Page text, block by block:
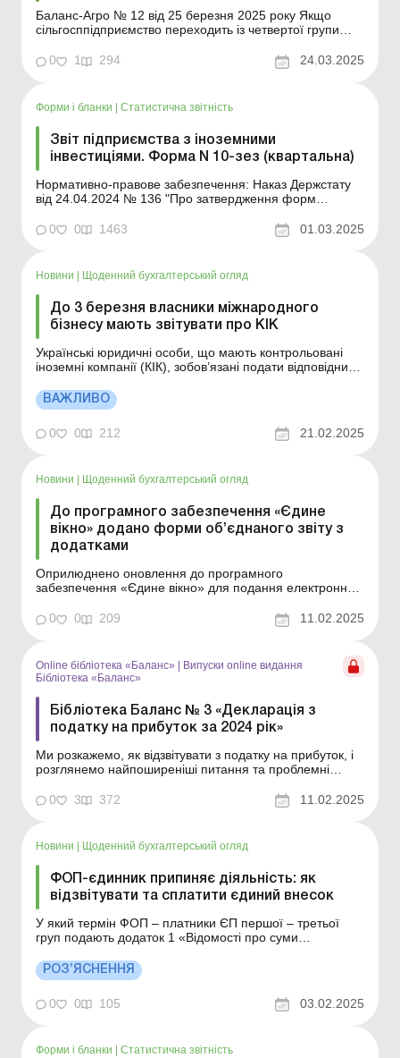
Баланс-Агро № 12 від 25 березня 2025 року Якщо
сільгосппідприємство переходить із четвертої групи
оподаткування (на загальну або в третю групу
єдинників), виникає ситуація, коли воно не має
0 1 294 24.03.2025
Форми і бланки | Статистична звітність
Звіт підприємства з іноземними
інвестиціями. Форма N 10-зез (квартальна)
Нормативно-правове забезпечення: Наказ Держстату
від 24.04.2024 № 136 "Про затвердження форм
(квартальна) "Звіт підприємства з іноземними
інвестиціями" та № 13-зез (квартальна) "Звіт
0 0 1463 01.03.2025
Новини Щоденний бухгалтерський огляд
До 3 березня власники міжнародного
бізнесу мають звітувати про КІК
Українські юридичні особи, що мають контрольовані
іноземні компанії (КІК), зобов’язані подати відповідний
включно. Фізичні особи, що мають КІК, звітують до 1
травня 2025 року. Хто має подавати Звіт про КІК?
Контролюючими особами КІК можуть бу...
ВАЖЛИВО
0 0 212 21.02.2025
Новини Щоденний бухгалтерський огляд
До програмного забезпечення «Єдине
вікно» додано форми об’єднаного звіту з
додатками
Оприлюднено оновлення до програмного
забезпечення «Єдине вікно» для подання електронної
комплект програмного забезпечення включає в себе
зміни та доповнення з 30.12.2024 по 06.02.2025
0 0 209 11.02.2025
Online бібліотека «Баланс» | Випуски online видання
Бібліотека «Баланс»
Бібліотека Баланс № 3 «Декларація з
податку на прибуток за 2024 рік»
Ми розкажемо, як відзвітувати з податку на прибуток, і
розглянемо найпоширеніші питання та проблемні
декларації. Також визначимо, які додатки має
заповнювати ваше підприємство та як їх скласти.
0 3 372 11.02.2025
Новини | Щоденний бухгалтерський огляд
ФОП-єдинник припиняє діяльність: як
відзвітувати та сплатити єдиний внесок
У який термін ФОП – платники ЄП першої – третьої
груп подають додаток 1 «Відомості про суми
нарахованого єдиного внеску» у складі податкової
декларації платника ЄП – ФОП та в який термін
РОЗ’ЯСНЕННЯ
0 0 105 03.02.2025
Форми і бланки Статистична звітність